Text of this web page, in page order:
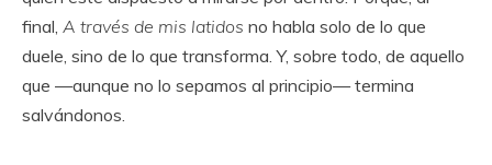
final, A través de mis latidos no habla solo de lo que
duele, sino de lo que transforma. Y, sobre todo, de aquello
que —aunque no lo sepamos al principio— termina
salvándonos.